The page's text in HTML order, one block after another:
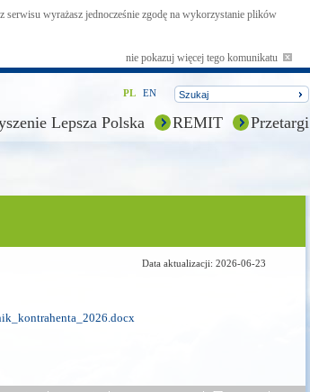
wyrażasz jednocześnie zgodę na wykorzystanie plików
nie pokazuj więcej tego komunikatu
PL EN
Lepsza Polska REMIT Przetargi
Data aktualizacji: 2026-06-23